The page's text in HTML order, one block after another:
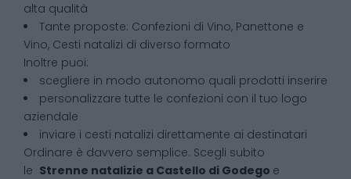
alta qualità
Tante proposte: Confezioni di Vino, Panettone e
Vino, Cesti natalizi di diverso formato
Inoltre puoi:
scegliere in modo autonomo quali prodotti inserire
personalizzare tutte le confezioni con il tuo logo
aziendale
inviare i cesti natalizi direttamente ai destinatari
Ordinare è davvero semplice. Scegli subito
le Strenne natalizie a Castello di Godego e